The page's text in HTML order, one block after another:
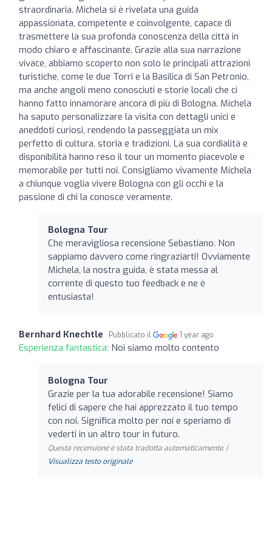
straordinaria. Michela si è rivelata una guida
appassionata, competente e coinvolgente, capace di
trasmettere la sua profonda conoscenza della città in
modo chiaro e affascinante. Grazie alla sua narrazione
vivace, abbiamo scoperto non solo le principali attrazioni
turistiche, come le due Torri e la Basilica di San Petronio,
ma anche angoli meno conosciuti e storie locali che ci
hanno fatto innamorare ancora di più di Bologna. Michela
ha saputo personalizzare la visita con dettagli unici e
aneddoti curiosi, rendendo la passeggiata un mix
perfetto di cultura, storia e tradizioni. La sua cordialità e
disponibilità hanno reso il tour un momento piacevole e
memorabile per tutti noi. Consigliamo vivamente Michela
a chiunque voglia vivere Bologna con gli occhi e la
passione di chi la conosce veramente.
Bologna Tour
Che meravigliosa recensione Sebastiano. Non
sappiamo davvero come ringraziarti! Ovviamente
Michela, la nostra guida, è stata messa al
corrente di questo tuo feedback e ne è
entusiasta!
Bernhard Knechtle Pubblicato il 1 year ago
Esperienza fantastica: Noi siamo molto contento
Bologna Tour
Grazie per la tua adorabile recensione! Siamo
felici di sapere che hai apprezzato il tuo tempo
con noi. Significa molto per noi e speriamo di
vederti in un altro tour in futuro.
Questa recensione è stata tradotta automaticamente. |
Visualizza testo originale